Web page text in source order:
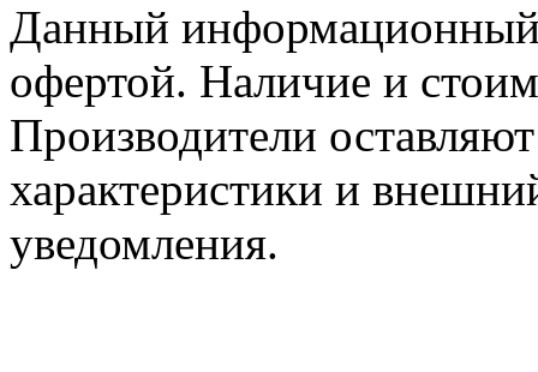
Данный информационный
офертой. Наличие и
Производители
характеристики и
уведомления.